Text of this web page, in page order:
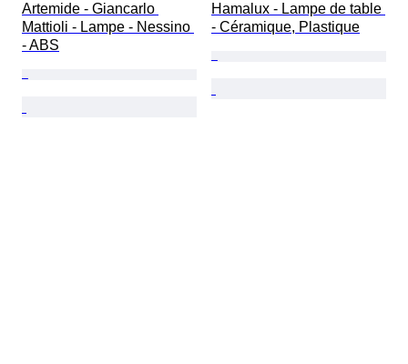
Artemide - Giancarlo
Mattioli - Lampe - Nessino
- ABS
Hamalux - Lampe de table
- Céramique, Plastique